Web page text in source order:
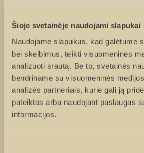
Šioje svetainėje naudojami slapukai
Naudojame slapukus, kad galėtume
bei skelbimus, teikti visuomeninės
analizuoti srautą. Be to, svetainės
bendriname su visuomeninės
analizės partneriais, kurie gali ją
pateiktos arba naudojant paslaugas
informacijos.
Tel. numeris
Žinutė